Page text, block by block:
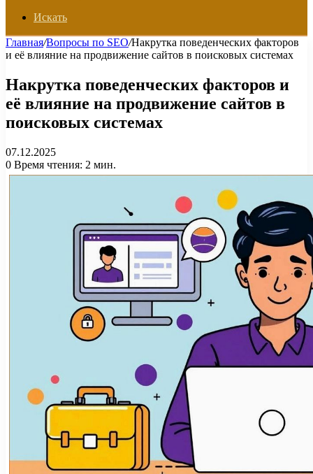
Искать
Главная/Вопросы по SEO/Накрутка поведенческих факторов
и её влияние на продвижение сайтов в поисковых системах
Накрутка поведенческих факторов и
её влияние на продвижение сайтов в
поисковых системах
07.12.2025
0 Время чтения: 2 мин.